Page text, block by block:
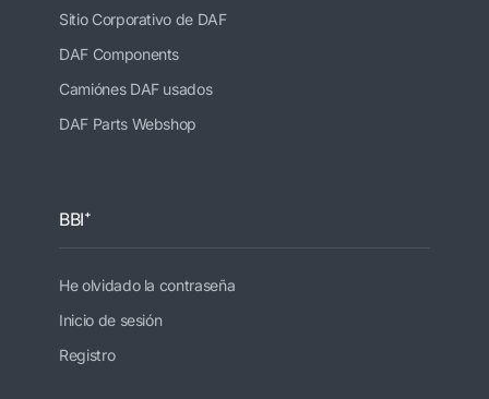
Sitio Corporativo de DAF
DAF Components
Camiónes DAF usados
DAF Parts Webshop
BBI⁺
He olvidado la contraseña
Inicio de sesión
Registro